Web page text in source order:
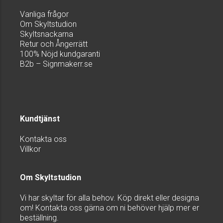
Vanliga frågor
Om Skyltstudion
Skyltsnackarna
Retur och Ångerrätt
100% Nöjd kundgaranti
B2b – Signmakerr.se
Kundtjänst
Kontakta oss
Villkor
Om Skyltstudion
Vi har skyltar för alla behov. Köp direkt eller designa
om! Kontakta oss gärna om ni behöver hjälp mer er
beställning.